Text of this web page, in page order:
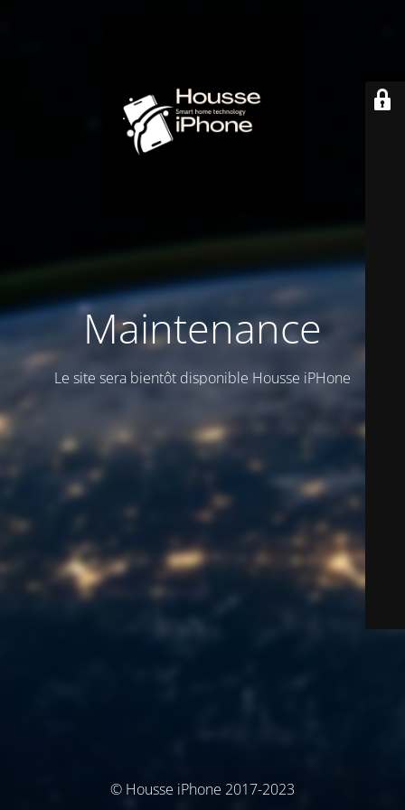
Maintenance
Le site sera bientôt disponible Housse iPHone
© Housse iPhone 2017-2023